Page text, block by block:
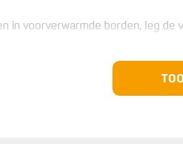
in voorverwarmde borden, leg